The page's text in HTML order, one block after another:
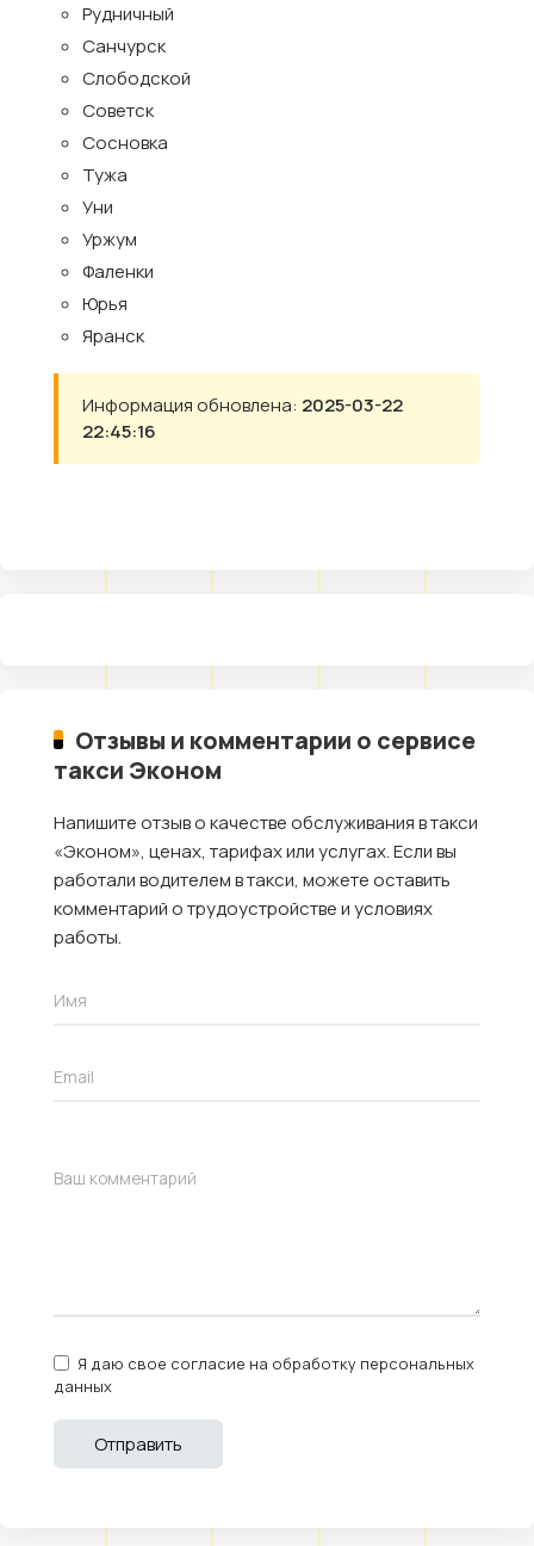
Рудничный
Санчурск
Слободской
Советск
Сосновка
Тужа
Уни
Уржум
Фаленки
Юрья
Яранск
Информация обновлена: 2025-03-22
22:45:16
Отзывы и комментарии о сервисе
такси Эконом
Напишите отзыв о качестве обслуживания в такси
«Эконом», ценах, тарифах или услугах. Если вы
работали водителем в такси, можете оставить
комментарий о трудоустройстве и условиях
работы.
Я даю свое согласие на обработку персональных
данных